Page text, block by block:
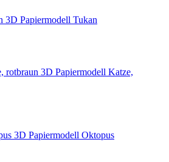
3D Papiermodell Tukan
3D Papiermodell Katze,
3D Papiermodell Oktopus